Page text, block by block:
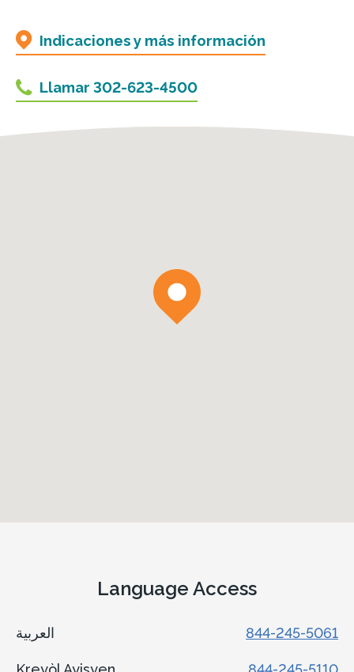
Indicaciones y más información
Llamar 302-623-4500
Language Access
844-245-5061